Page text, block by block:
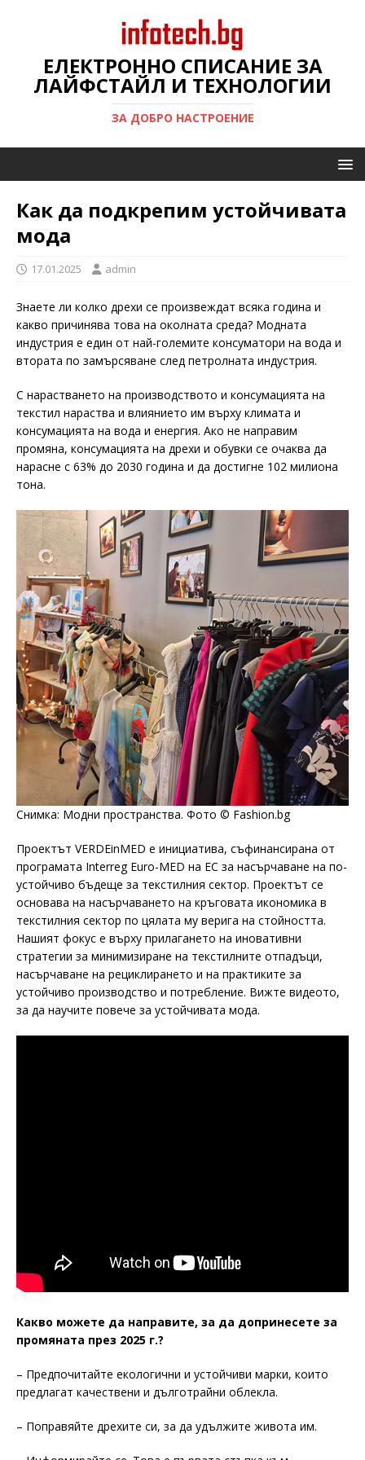
ЕЛЕКТРОННО СПИСАНИЕ ЗА
ЛАЙФСТАЙЛ И ТЕХНОЛОГИИ
ЗА ДОБРО НАСТРОЕНИЕ
Как да подкрепим устойчивата
мода
17.01.2025 admin
Знаете ли колко дрехи се произвеждат всяка година и
какво причинява това на околната среда? Модната
индустрия е един от най-големите консуматори на вода и
втората по замърсяване след петролната индустрия.
С нарастването на производството и консумацията на
текстил нараства и влиянието им върху климата и
консумацията на вода и енергия. Ако не направим
промяна, консумацията на дрехи и обувки се очаква да
нарасне с 63% до 2030 година и да достигне 102 милиона
тона.
Снимка: Модни пространства. Фото © Fashion.bg
Проектът VERDEinMED е инициатива, съфинансирана от
програмата Interreg Euro-MED на ЕС за насърчаване на по-
устойчиво бъдеще за текстилния сектор. Проектът се
основава на насърчаването на кръговата икономика в
текстилния сектор по цялата му верига на стойността.
Нашият фокус е върху прилагането на иновативни
стратегии за минимизиране на текстилните отпадъци,
насърчаване на рециклирането и на практиките за
устойчиво производство и потребление. Вижте видеото,
за да научите повече за устойчивата мода.
Какво можете да направите, за да допринесете за
промяната през 2025 г.?
– Предпочитайте екологични и устойчиви марки, които
предлагат качествени и дълготрайни облекла.
– Поправяйте дрехите си, за да удължите живота им.